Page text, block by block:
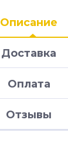
Описание
Доставка
Оплата
Отзывы